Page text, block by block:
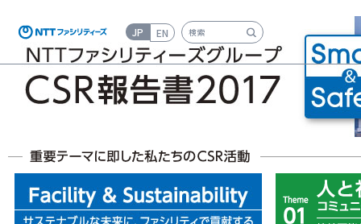
JP EN 検索キーワード入力